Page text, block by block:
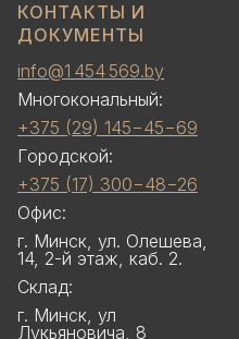
КОНТАКТЫ И
ДОКУМЕНТЫ
info@1 454 569.by
Многокональный:
+375 (29) 145−45−69
Городской:
+375 (17) 300−48−26
Офис:
г. Минск, ул. Олешева,
14, 2-й этаж, каб. 2.
Склад:
г. Минск, ул
Лукьяновича, 8